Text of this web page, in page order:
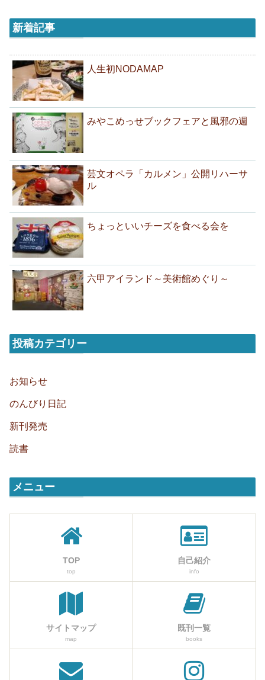
新着記事
人生初NODAMAP
みやこめっせブックフェアと風邪の週
芸文オペラ「カルメン」公開リハーサ
ル
ちょっといいチーズを食べる会を
六甲アイランド～美術館めぐり～
投稿カテゴリー
お知らせ
のんびり日記
新刊発売
読書
メニュー
TOP
top
自己紹介
info
サイトマップ
map
既刊一覧
books